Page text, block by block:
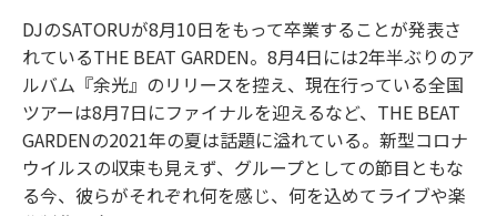
DJのSATORUが8月10日をもって卒業することが発表さ
れているTHE BEAT GARDEN。8月4日には2年半ぶりのア
ルバム『余光』のリリースを控え、現在行っている全国
ツアーは8月7日にファイナルを迎えるなど、THE BEAT
GARDENの2021年の夏は話題に溢れている。新型コロナ
ウイルスの収束も見えず、グループとしての節目ともな
る今、彼らがそれぞれ何を感じ、何を込めてライブや楽